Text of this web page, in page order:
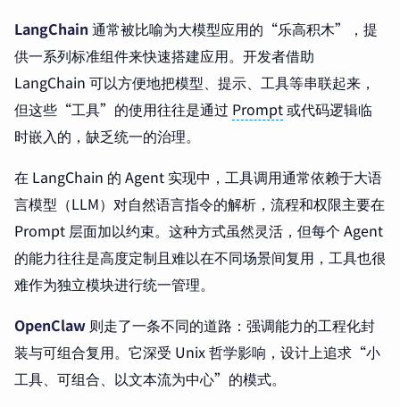
LangChain 通常被比喻为大模型应用的“乐高积木”，提
供一系列标准组件来快速搭建应用。开发者借助
LangChain 可以方便地把模型、提示、工具等串联起来，
但这些“工具”的使用往往是通过 Prompt或代码逻辑临
时嵌入的，缺乏统一的治理。
在 LangChain 的 Agent 实现中，工具调用通常依赖于大语
言模型（LLM）对自然语言指令的解析，流程和权限主要在
Prompt 层面加以约束。这种方式虽然灵活，但每个 Agent
的能力往往是高度定制且难以在不同场景间复用，工具也很
难作为独立模块进行统一管理。
OpenClaw 则走了一条不同的道路：强调能力的工程化封
装与可组合复用。它深受 Unix 哲学影响，设计上追求“小
工具、可组合、以文本流为中心”的模式。